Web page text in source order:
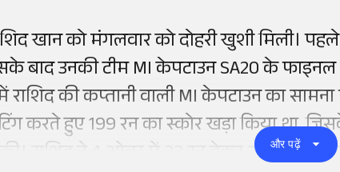
खान को मंगलवार को दोहरी खुशी मिली। पहले
बाद उनकी टीम MI केपटाउन SA20 के
राशिद की कप्तानी वाली MI केपटाउन का
करते हुए 199 रन का स्कोर खड़ा किया था,
सकी। राशिद ने 4 ओवर में 33 रन देकर 2 विकेट
और पढ़ें